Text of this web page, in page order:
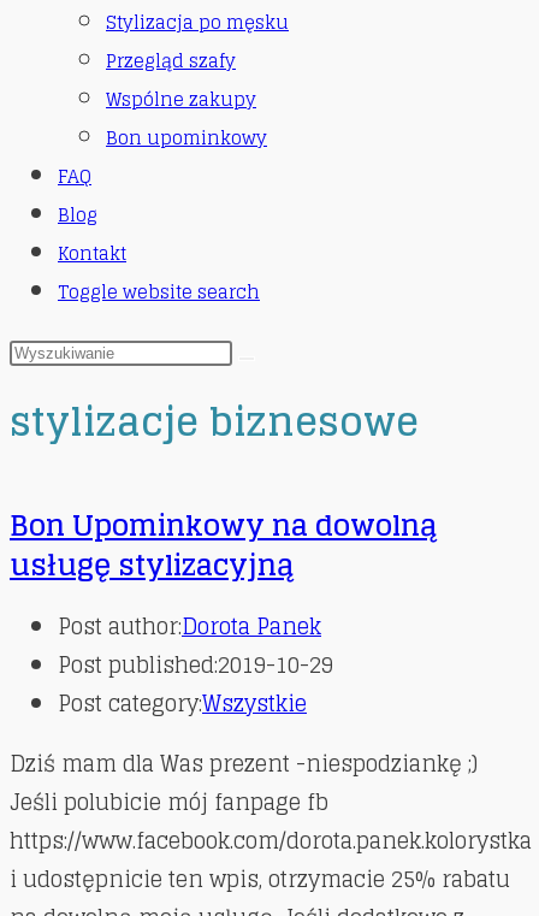
Stylizacja po męsku
Przegląd szafy
Wspólne zakupy
Bon upominkowy
FAQ
Blog
Kontakt
Toggle website search
stylizacje biznesowe
Bon Upominkowy na dowolną
usługę stylizacyjną
Post author:Dorota Panek
Post published:2019-10-29
Post category:Wszystkie
Dziś mam dla Was prezent -niespodziankę ;)
Jeśli polubicie mój fanpage fb
https://www.facebook.com/dorota.panek.kolorystka
i udostępnicie ten wpis, otrzymacie 25% rabatu